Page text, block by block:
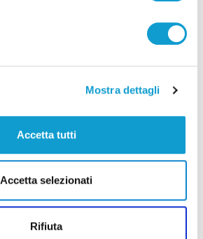
Mostra dettagli
Accetta tutti
Accetta selezionati
Rifiuta